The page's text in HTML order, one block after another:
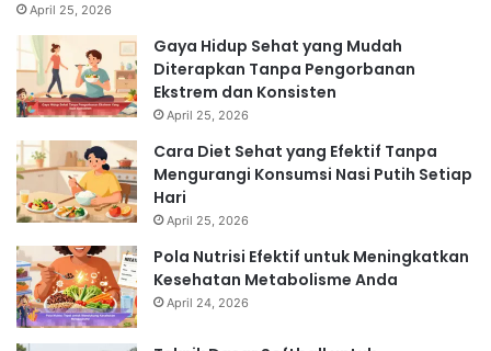
April 25, 2026
Gaya Hidup Sehat yang Mudah
Diterapkan Tanpa Pengorbanan
Ekstrem dan Konsisten
April 25, 2026
Cara Diet Sehat yang Efektif Tanpa
Mengurangi Konsumsi Nasi Putih Setiap
Hari
April 25, 2026
Pola Nutrisi Efektif untuk Meningkatkan
Kesehatan Metabolisme Anda
April 24, 2026